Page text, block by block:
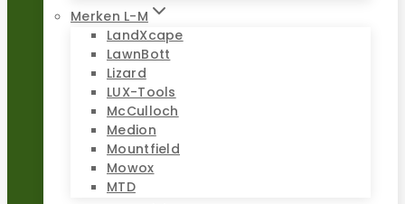
Merken L-M
LandXcape
LawnBott
Lizard
LUX-Tools
McCulloch
Medion
Mountfield
Mowox
MTD